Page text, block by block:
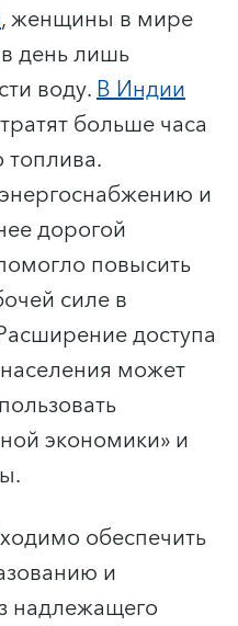
, женщины в мире
день лишь
воду.В Индии
больше часа
и
дорогой
повысить
силе в
доступа
может
экономики» и
обеспечить
и
надлежащего